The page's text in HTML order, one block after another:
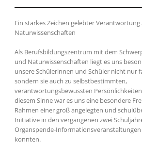
Ein starkes Zeichen gelebter Verantwortung
Naturwissenschaften
Als Berufsbildungszentrum mit dem
und Naturwissenschaften liegt es uns
unsere Schülerinnen und Schüler nicht nur
sondern sie auch zu selbstbestimmten,
verantwortungsbewussten
diesem Sinne war es uns eine besondere
Rahmen einer groß angelegten und
Initiative in den vergangenen zwei
Organspende-
konnten.